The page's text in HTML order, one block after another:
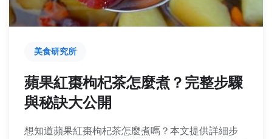
美食研究所
蘋果紅棗枸杞茶怎麼煮？完整步驟
與秘訣大公開
想知道蘋果紅棗枸杞茶怎麼煮嗎？本文提供詳細步